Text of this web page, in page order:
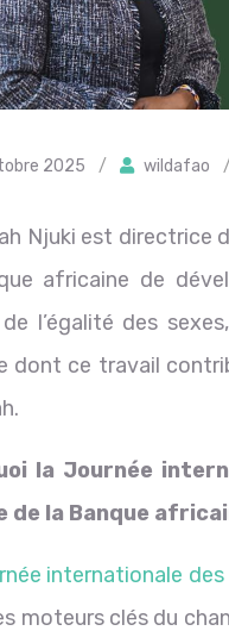
2025 / wildafao /
Njuki est directrice
africaine de
l’égalité des
dont ce travail
la Journée
de la Banque
internationale
moteurs clés du